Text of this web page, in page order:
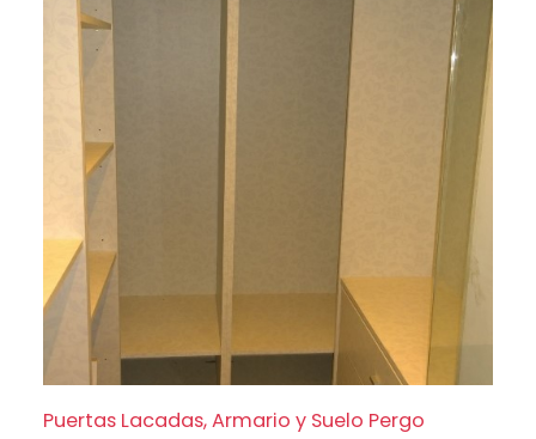
Puertas Lacadas, Armario y Suelo Pergo